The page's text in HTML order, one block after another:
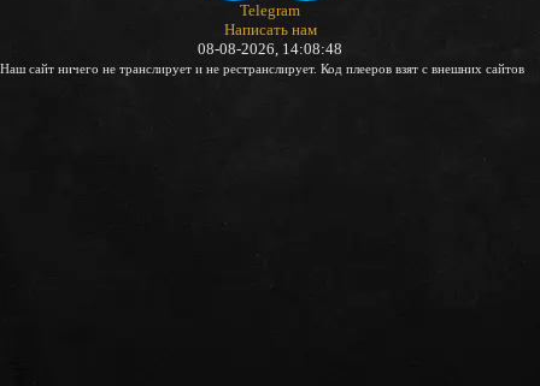
Telegram
Написать нам
08-08-2026, 14:08:48
Наш сайт ничего не транслирует и не рестранслирует. Код плееров взят с внешних сайтов